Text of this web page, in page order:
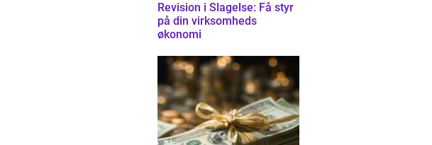
Revision i Slagelse: Få styr
på din virksomheds
økonomi